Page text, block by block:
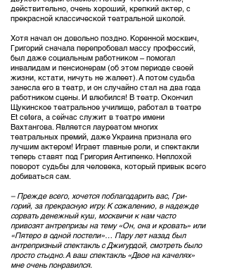
действительно, очень хороший, крепкий актер, с
прекрасной классической театральной школой.
Хотя начал он довольно поздно. Коренной москвич,
Григорий сначала перепробовал массу профессий,
был даже социальным работником – помогал
инвалидам и пенсионерам (об этом периоде своей
жизни, кстати, ничуть не жалеет). А потом судьба
занесла его в театр, и он случайно стал на два года
работником сцены. И влюбился! В театр. Окончил
Щукинское театральное училище, работал в театре
Et cetera, а сейчас служит в театре имени
Вахтангова. Является лауреатом многих
театральных премий, даже Украина признала его
лучшим актером! Играет главные роли, и спектакли
теперь ставят под Григория Антипенко. Неплохой
поворот судьбы для человека, который привык всего
добиваться сам.
– Прежде всего, хочется поблагодарить вас, Гри-
горий, за прекрасную игру. К сожалению, в надежде
сорвать денежный куш, москвичи к нам часто
привозят антрепризы на тему «Он, она и кровать» или
«Пятеро в одной постели»… Пару лет назад был
антрепризный спектакль с Джигурдой, смотреть было
просто стыдно. А ваш спектакль «Двое на качелях»
мне очень понравился.